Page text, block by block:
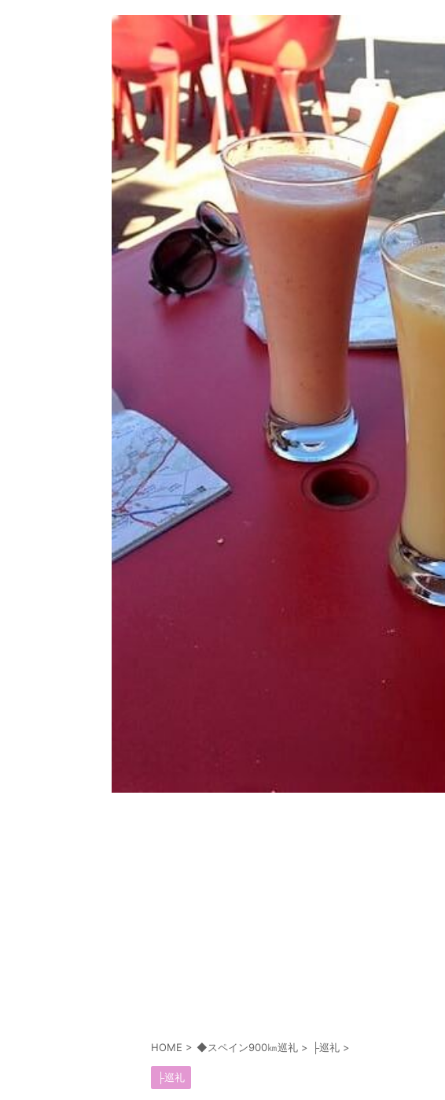
HOME > ◆スペイン900㎞巡礼 > ├巡礼 >
├巡礼